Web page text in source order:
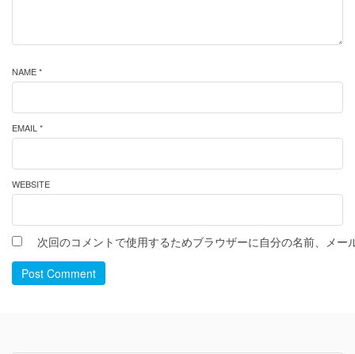
NAME *
EMAIL *
WEBSITE
次回のコメントで使用するためブラウザーに自分の名前、メー
Post Comment